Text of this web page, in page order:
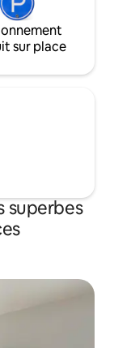
sur place
superbes